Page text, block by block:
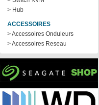
> Hub
ACCESSOIRES
> Accessoires Onduleurs
> Accessoires Reseau